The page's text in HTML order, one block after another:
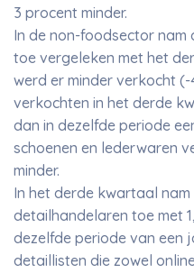
3 procent minder.
In de non-foodsector nam
toe vergeleken met het
werd er minder verkocht (-
verkochten in het derde
dan in dezelfde periode
schoenen en lederwaren
minder.
In het derde kwartaal
detailhandelaren toe met
dezelfde periode van een
detaillisten die zowel